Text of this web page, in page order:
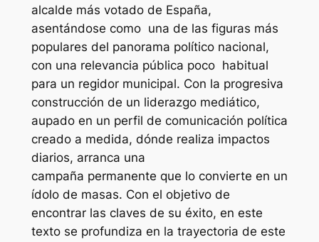
alcalde más votado de España,
asentándose como una de las figuras más
populares del panorama político nacional,
con una relevancia pública poco habitual
para un regidor municipal. Con la progresiva
construcción de un liderazgo mediático,
aupado en un perfil de comunicación política
creado a medida, dónde realiza impactos
diarios, arranca una
campaña permanente que lo convierte en un
ídolo de masas. Con el objetivo de
encontrar las claves de su éxito, en este
texto se profundiza en la trayectoria de este